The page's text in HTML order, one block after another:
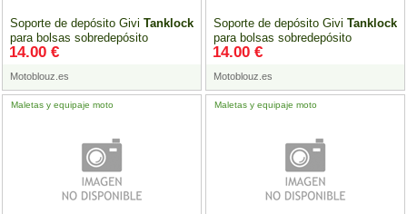
Soporte de depósito Givi Tanklock
para bolsas sobredepósito
Kawasaki
Motoblouz.es
14.00 €
Soporte de depósito Givi Tanklock
para bolsas sobredepósito
Yamaha
Motoblouz.es
14.00 €
Maletas y equipaje moto Maletas y equipaje moto